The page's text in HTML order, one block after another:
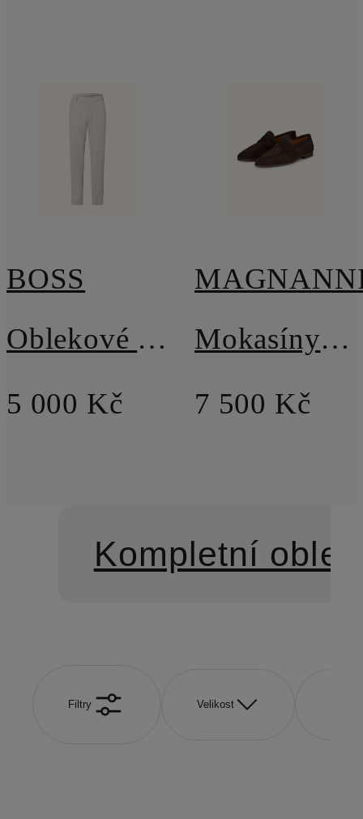
BOSS
Oblekové kalhoty PERIN Tapered Fit
5 000 Kč
Mokasíny typu Penny DIEZMA
7 500 Kč
Kompletní
Filtry Velikost